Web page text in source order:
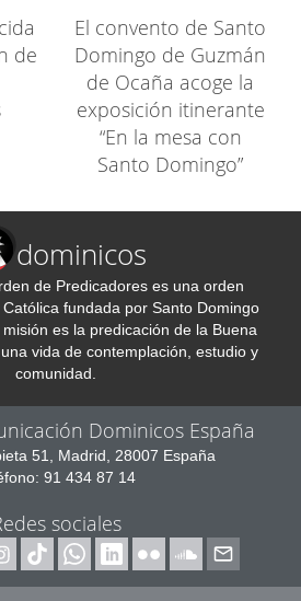
de
El convento de Santo
Domingo de Guzmán
de Ocaña acoge la
exposición itinerante
“En la mesa con
Santo Domingo”
dominicos
de Predicadores es una orden
fundada por Santo Domingo
es la predicación de la Buena
vida de contemplación, estudio y
comunidad.
Dominicos España
51, Madrid, 28007 España
91 434 87 14
sociales